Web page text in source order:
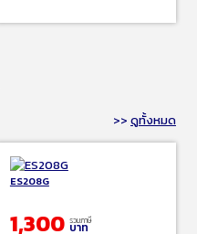
>> ดูทั้งหมด
ES208G
1,300 รวมภาษี
บาท